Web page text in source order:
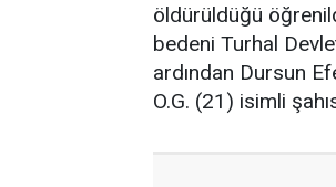
öldürüldüğü
bedeni Turhal
ardından Dursun
O.G. (21) isimli